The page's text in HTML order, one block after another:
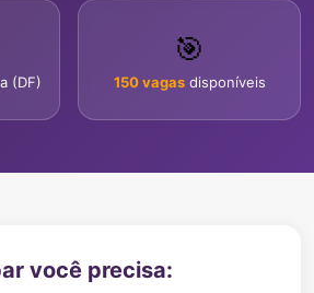
(DF)
🎯
150 vagasdisponíveis
você precisa: